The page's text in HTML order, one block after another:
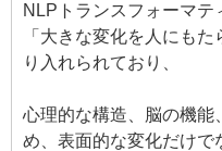
NLPトランスフォーマ
「大きな変化を人にも
り入れられており、
心理的な構造、脳の機能
め、表面的な変化だけで